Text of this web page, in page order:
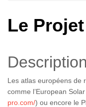
Le Projet
Les atlas européens de
comme l’European
pro.com/) ou encore le